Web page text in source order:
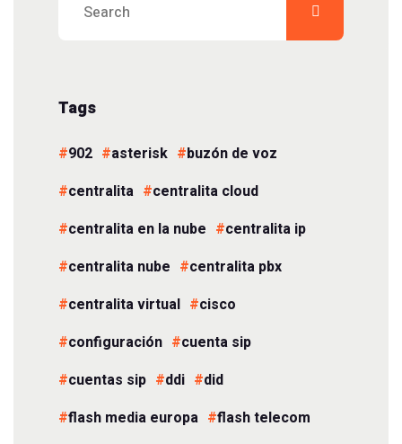
Tags
902 asterisk
buzón de voz
centralita
centralita cloud
centralita en la nube
centralita ip
centralita nube
centralita pbx
centralita virtual
cisco
configuración
cuenta sip
cuentas sip
ddi
did
flash media europa
flash telecom